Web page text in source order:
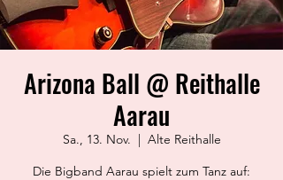
Arizona Ball @ Reithalle
Aarau
Sa., 13. Nov.
  |
Alte Reithalle
Die Bigband Aarau spielt zum Tanz auf: